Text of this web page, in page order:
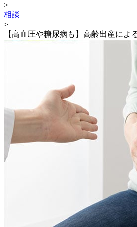
>
相談
>
【高血圧や糖尿病も】高齢出産によ